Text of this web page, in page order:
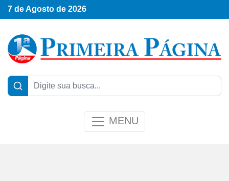
7 de Agosto de 2026
MENU